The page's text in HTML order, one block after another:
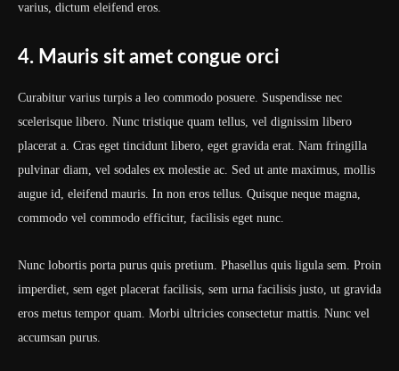
varius, dictum eleifend eros.
4. Mauris sit amet congue orci
Curabitur varius turpis a leo commodo posuere. Suspendisse nec
scelerisque libero. Nunc tristique quam tellus, vel dignissim libero
placerat a. Cras eget tincidunt libero, eget gravida erat. Nam fringilla
pulvinar diam, vel sodales ex molestie ac. Sed ut ante maximus, mollis
augue id, eleifend mauris. In non eros tellus. Quisque neque magna,
commodo vel commodo efficitur, facilisis eget nunc.
Nunc lobortis porta purus quis pretium. Phasellus quis ligula sem. Proin
imperdiet, sem eget placerat facilisis, sem urna facilisis justo, ut gravida
eros metus tempor quam. Morbi ultricies consectetur mattis. Nunc vel
accumsan purus.